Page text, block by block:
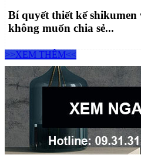
Bí quyết thiết kế
không muốn chia sẻ...
>>XEM THÊM<<